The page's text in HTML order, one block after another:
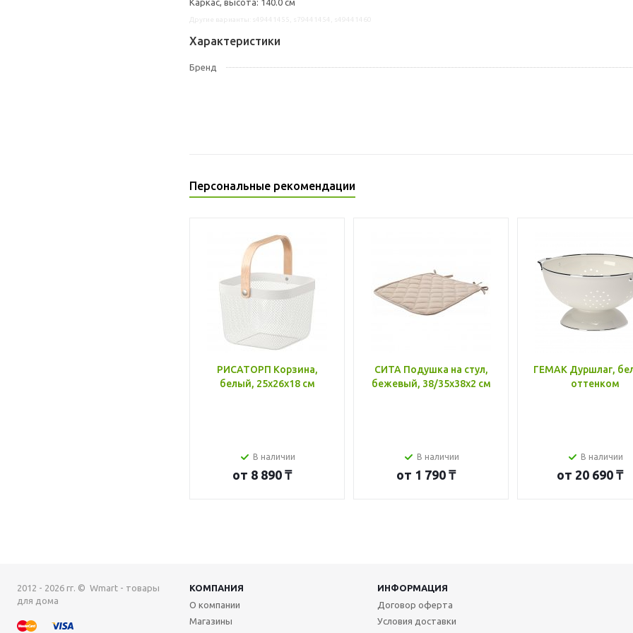
Каркас, высота: 140.0 см
Характеристики
Бренд
Персональные рекомендации
РИСАТОРП Корзина,
белый, 25x26x18 см
В наличии
от 8 890 ₸
СИТА Подушка на стул,
бежевый, 38/35x38x2 см
В наличии
от 1 790 ₸
ГЕМАК Дуршлаг,
оттенком
В наличии
от 20 690 ₸
2012 - 2026 гг. © Wmart - товары
для дома
КОМПАНИЯ
ИНФОРМАЦИЯ
О компании
Магазины
Договор оферта
Условия доставки